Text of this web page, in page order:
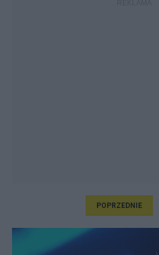
POPRZEDNIE